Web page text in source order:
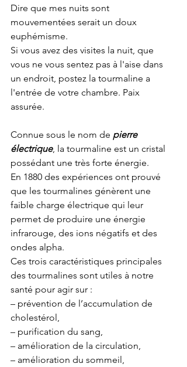
Dire que mes nuits sont
mouvementées serait un doux
euphémisme.
Si vous avez des visites la nuit, que
vous ne vous sentez pas à l'aise dans
un endroit, postez la tourmaline a
l'entrée de votre chambre. Paix
assurée.
Connue sous le nom de pierre
électrique, la tourmaline est un cristal
possédant une très forte énergie.
En 1880 des expériences ont prouvé
que les tourmalines génèrent une
faible charge électrique qui leur
permet de produire une énergie
infrarouge, des ions négatifs et des
ondes alpha.
Ces trois caractéristiques principales
des tourmalines sont utiles à notre
santé pour agir sur :
– prévention de l’accumulation de
cholestérol,
– purification du sang,
– amélioration de la circulation,
– amélioration du sommeil,